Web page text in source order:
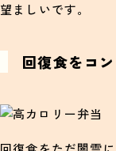
望ましいです。
回復食をコ